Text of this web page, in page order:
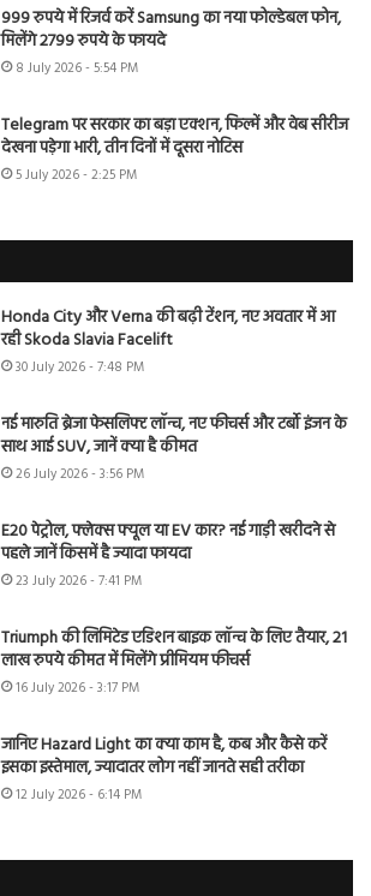
999 रुपये में रिजर्व करें Samsung का नया फोल्डेबल फोन,
मिलेंगे 2799 रुपये के फायदे
8 July 2026 - 5:54 PM
Telegram पर सरकार का बड़ा एक्शन, फिल्में और वेब सीरीज
देखना पड़ेगा भारी, तीन दिनों में दूसरा नोटिस
5 July 2026 - 2:25 PM
Honda City और Verna की बढ़ी टेंशन, नए अवतार में आ
रही Skoda Slavia Facelift
30 July 2026 - 7:48 PM
नई मारुति ब्रेजा फेसलिफ्ट लॉन्च, नए फीचर्स और टर्बो इंजन के
साथ आई SUV, जानें क्या है कीमत
26 July 2026 - 3:56 PM
E20 पेट्रोल, फ्लेक्स फ्यूल या EV कार? नई गाड़ी खरीदने से
पहले जानें किसमें है ज्यादा फायदा
23 July 2026 - 7:41 PM
Triumph की लिमिटेड एडिशन बाइक लॉन्च के लिए तैयार, 21
लाख रुपये कीमत में मिलेंगे प्रीमियम फीचर्स
16 July 2026 - 3:17 PM
जानिए Hazard Light का क्या काम है, कब और कैसे करें
इसका इस्तेमाल, ज्यादातर लोग नहीं जानते सही तरीका
12 July 2026 - 6:14 PM